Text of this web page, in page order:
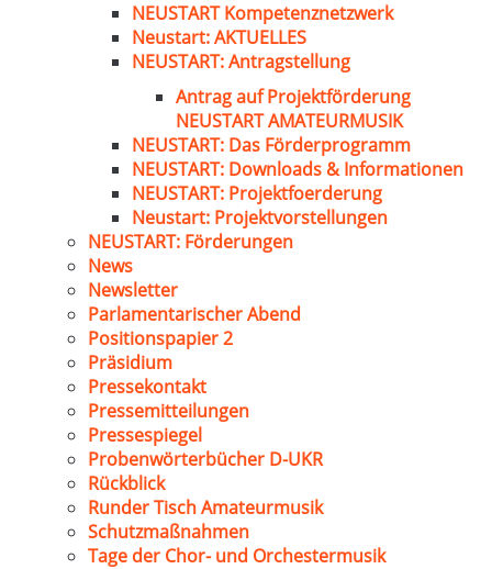
NEUSTART Kompetenznetzwerk
Neustart: AKTUELLES
NEUSTART: Antragstellung
Antrag auf Projektförderung
NEUSTART AMATEURMUSIK
NEUSTART: Das Förderprogramm
NEUSTART: Downloads & Informationen
NEUSTART: Projektfoerderung
Neustart: Projektvorstellungen
NEUSTART: Förderungen
News
Newsletter
Parlamentarischer Abend
Positionspapier 2
Präsidium
Pressekontakt
Pressemitteilungen
Pressespiegel
Probenwörterbücher D-UKR
Rückblick
Runder Tisch Amateurmusik
Schutzmaßnahmen
Tage der Chor- und Orchestermusik